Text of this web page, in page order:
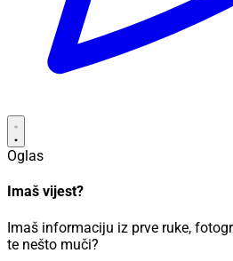
Oglas
Imaš vijest?
Imaš informaciju iz prve ruke,
te nešto muči?